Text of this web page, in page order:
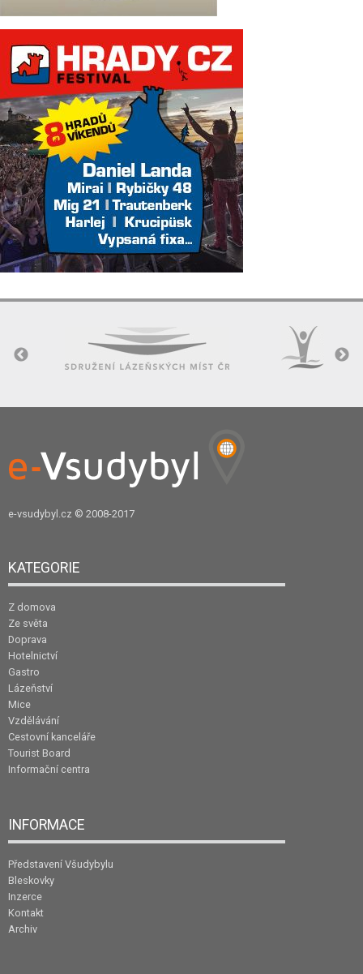
e-vsudybyl.cz © 2008-2017
KATEGORIE
Z domova
Ze světa
Doprava
Hotelnictví
Gastro
Lázeňství
Mice
Vzdělávání
Cestovní kanceláře
Tourist Board
Informační centra
INFORMACE
Představení Všudybylu
Bleskovky
Inzerce
Kontakt
Archiv